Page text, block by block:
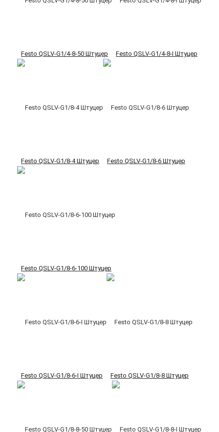
Festo QSLV-G1/4-8-50 Штуцер Festo QSLV-G1/4-8-I Штуцер
Festo QSLV-G1/8-4 Штуцер Festo QSLV-G1/8-6 Штуцер
Festo QSLV-G1/8-6-100 Штуцер
Festo QSLV-G1/8-6-I Штуцер Festo QSLV-G1/8-8 Штуцер